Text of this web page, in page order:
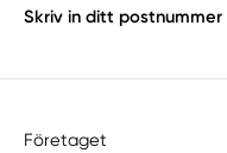
Skriv in ditt postnummer
Företaget